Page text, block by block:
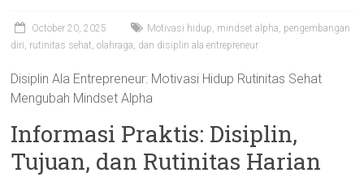
October 20, 2025
Motivasi hidup, mindset alpha, pengembangan
diri, rutinitas sehat, olahraga, dan disiplin ala entrepreneur
Disiplin Ala Entrepreneur: Motivasi Hidup Rutinitas Sehat
Mengubah Mindset Alpha
Informasi Praktis: Disiplin,
Tujuan, dan Rutinitas Harian